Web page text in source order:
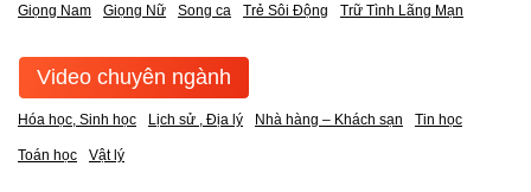
Giọng Nam Giọng Nữ Song ca Trẻ Sôi Động Trữ Tình Lãng Mạn
Video chuyên ngành
Hóa học, Sinh học Lịch sử , Địa lý Nhà hàng – Khách sạn Tin học
Toán học Vật lý